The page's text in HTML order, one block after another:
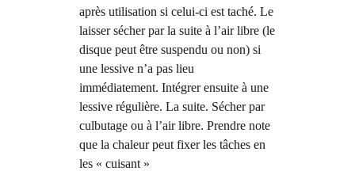
après utilisation si celui-ci est taché. Le
laisser sécher par la suite à l’air libre (le
disque peut être suspendu ou non) si
une lessive n’a pas lieu
immédiatement. Intégrer ensuite à une
lessive régulière. La suite. Sécher par
culbutage ou à l’air libre. Prendre note
que la chaleur peut fixer les tâches en
les « cuisant »